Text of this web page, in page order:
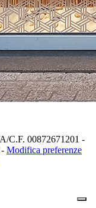
C.F. 00872671201 -
- Modifica preferenze